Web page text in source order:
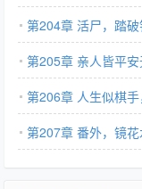
第204章 活尸，踏
第205章 亲人皆平
第206章 人生似棋
第207章 番外，镜